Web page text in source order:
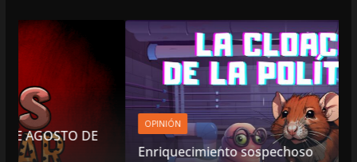
DE
Enriquecimiento sospechoso